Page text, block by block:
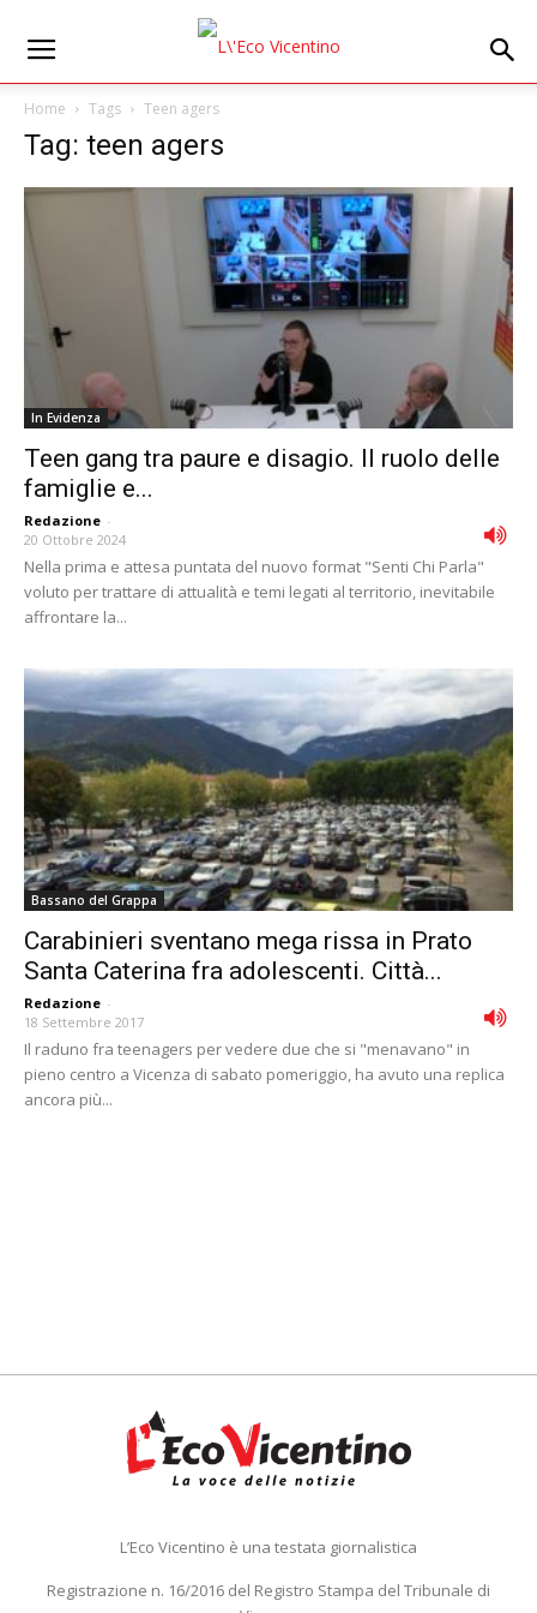
Home Tags Teen agers
Tag: teen agers
In Evidenza
Teen gang tra paure e disagio. Il ruolo delle
famiglie e...
Redazione -
20 Ottobre 2024
Nella prima e attesa puntata del nuovo format "Senti Chi Parla"
voluto per trattare di attualità e temi legati al territorio, inevitabile
affrontare la...
Bassano del Grappa
Carabinieri sventano mega rissa in Prato
Santa Caterina fra adolescenti. Città...
Redazione -
18 Settembre 2017
Il raduno fra teenagers per vedere due che si "menavano" in
pieno centro a Vicenza di sabato pomeriggio, ha avuto una replica
ancora più...
L’Eco Vicentino è una testata giornalistica
Registrazione n. 16/2016 del Registro Stampa del Tribunale di